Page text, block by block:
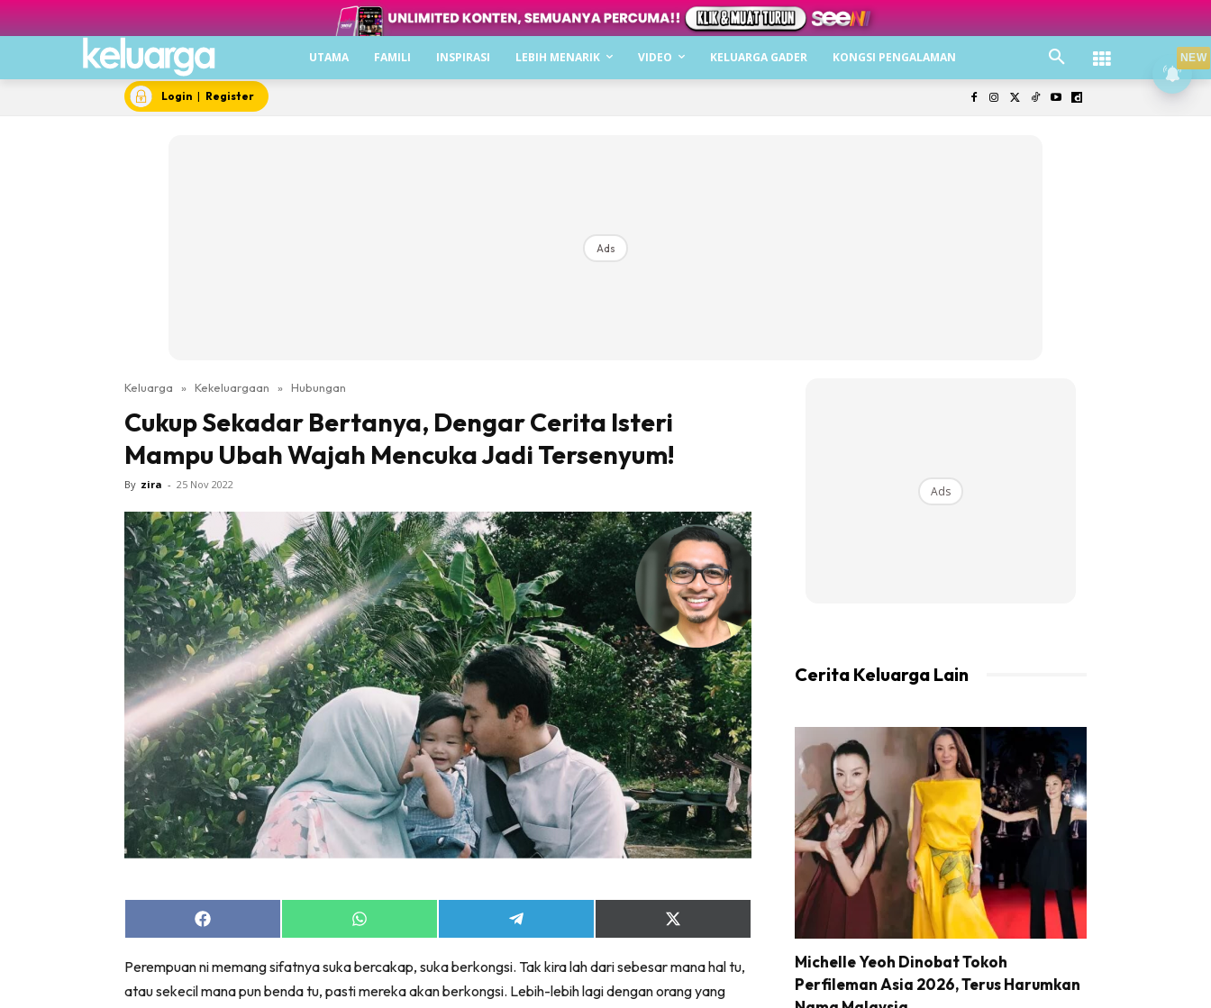
UTAMA FAMILI INSPIRASI LEBIH MENARIK VIDEO KELUARGA GADER KONGSI PENGALAMAN
Login | Register
Ads
Keluarga » Kekeluargaan » Hubungan
Cukup Sekadar Bertanya, Dengar Cerita Isteri
Mampu Ubah Wajah Mencuka Jadi Tersenyum!
By zira - 25 Nov 2022
Share
on
Share
on
Share
on
Share
on
(Twitter)
Perempuan ni memang sifatnya suka bercakap, suka berkongsi. Tak kira lah dari sebesar mana hal tu,
atau sekecil mana pun benda tu, pasti mereka akan berkongsi. Lebih-lebih lagi dengan orang yang
Ads
Cerita Keluarga Lain
Michelle Yeoh Dinobat Tokoh
Perfileman Asia 2026, Terus Harumkan
NEW